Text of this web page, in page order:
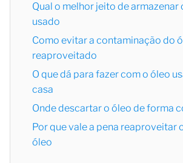
Qual o melhor jeito de armazenar
usado
Como evitar a contaminação do
reaproveitado
O que dá para fazer com o óleo
casa
Onde descartar o óleo de forma
Por que vale a pena reaproveitar
óleo